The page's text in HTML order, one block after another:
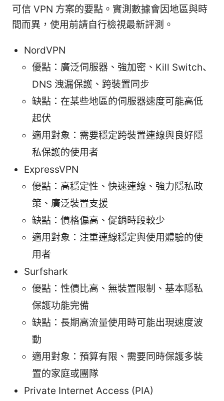
可信 VPN 方案的要點。實測數據會因地區與時
間而異，使用前請自行檢視最新評測。
NordVPN
優點：廣泛伺服器、強加密、Kill Switch、
DNS 洩漏保護、跨裝置同步
缺點：在某些地區的伺服器速度可能高低
起伏
適用對象：需要穩定跨裝置連線與良好隱
私保護的使用者
ExpressVPN
優點：高穩定性、快速連線、強力隱私政
策、廣泛裝置支援
缺點：價格偏高、促銷時段較少
適用對象：注重連線穩定與使用體驗的使
用者
Surfshark
優點：性價比高、無裝置限制、基本隱私
保護功能完備
缺點：長期高流量使用時可能出現速度波
動
適用對象：預算有限、需要同時保護多裝
置的家庭或團隊
Private Internet Access (PIA)